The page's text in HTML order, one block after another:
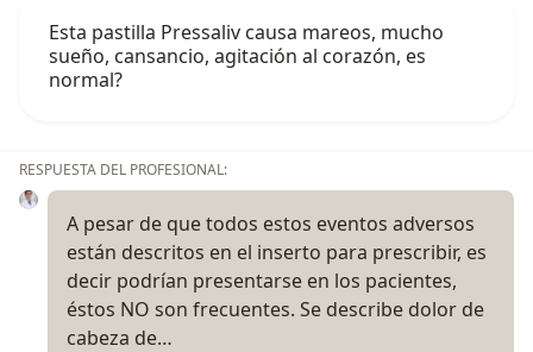
Esta pastilla Pressaliv causa mareos, mucho
sueño, cansancio, agitación al corazón, es
normal?
RESPUESTA DEL PROFESIONAL:
A pesar de que todos estos eventos adversos
están descritos en el inserto para prescribir, es
decir podrían presentarse en los pacientes,
éstos NO son frecuentes. Se describe dolor de
cabeza de…